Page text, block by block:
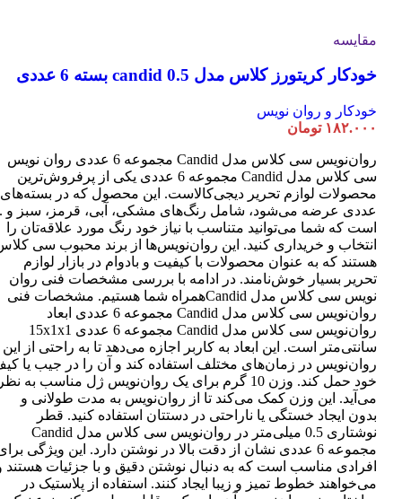
مقایسه
خودکار کریتورز کلاس مدل candid 0.5 بسته 6 عددی
خودکار و روان نویس
۱۸۲.۰۰۰ تومان
روان‌نویس سی کلاس مدل Candid مجموعه 6 عددی روان نویس
سی کلاس مدل Candid مجموعه 6 عددی یکی از پرفروش‌ترین
عددی عرضه می‌شود، شامل رنگ‌های مشکی، آبی، قرمز، سبز و
است که شما می‌توانید متناسب با نیاز خود رنگ مورد علاقه‌تان را
انتخاب و خریداری کنید. این روان‌نویس‌ها از برند محبوب سی
هستند که به عنوان محصولات با کیفیت و بادوام در بازار لوازم
تحریر بسیار خوش‌نامند. در ادامه با بررسی مشخصات فنی روان
نویس سی کلاس مدل Candidهمراه شما هستیم. مشخصات فنی
روان‌نویس سی کلاس مدل Candid مجموعه 6 عددی ابعاد
روان‌نویس سی کلاس مدل Candid مجموعه 6 عددی 15x1x1
سانتی‌متر است. این ابعاد به کاربر اجازه می‌دهد تا به راحتی از این
روان‌نویس در زمان‌های مختلف استفاده کند و آن را در جیب یا
خود حمل کند. وزن 10 گرم برای یک روان‌نویس ژل مناسب به
می‌آید. این وزن کمک می‌کند تا از روان‌نویس به مدت طولانی و
بدون ایجاد خستگی یا ناراحتی در دستتان استفاده کنید. قطر
نوشتاری 0.5 میلی‌متر در روان‌نویس سی کلاس مدل Candid
مجموعه 6 عددی نشان از دقت بالا در نوشتن دارد. این ویژگی
افرادی مناسب است که به دنبال نوشتن دقیق و با جزئیات هستند
می‌خواهند خطوط تمیز و زیبا ایجاد کنند. استفاده از پلاستیک در